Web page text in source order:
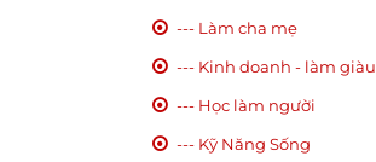
--- Làm cha mẹ
--- Kinh doanh - làm giàu
--- Học làm người
--- Kỹ Năng Sống